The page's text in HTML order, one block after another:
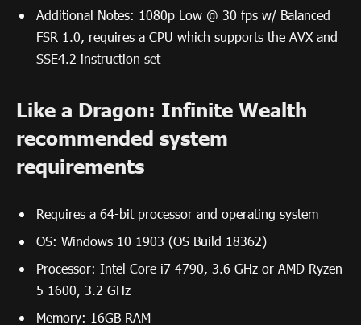
Additional Notes: 1080p Low @ 30 fps w/ Balanced
FSR 1.0, requires a CPU which supports the AVX and
SSE4.2 instruction set
Like a Dragon: Infinite Wealth
recommended system
requirements
Requires a 64-bit processor and operating system
OS: Windows 10 1903 (OS Build 18362)
Processor: Intel Core i7 4790, 3.6 GHz or AMD Ryzen
5 1600, 3.2 GHz
Memory: 16GB RAM